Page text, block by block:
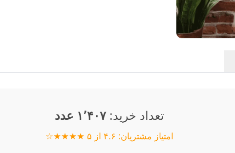
تعداد خرید:۱٬۴۰۷ عدد
امتیاز مشتریان: ۴.۶ از ۵ ★★★★☆